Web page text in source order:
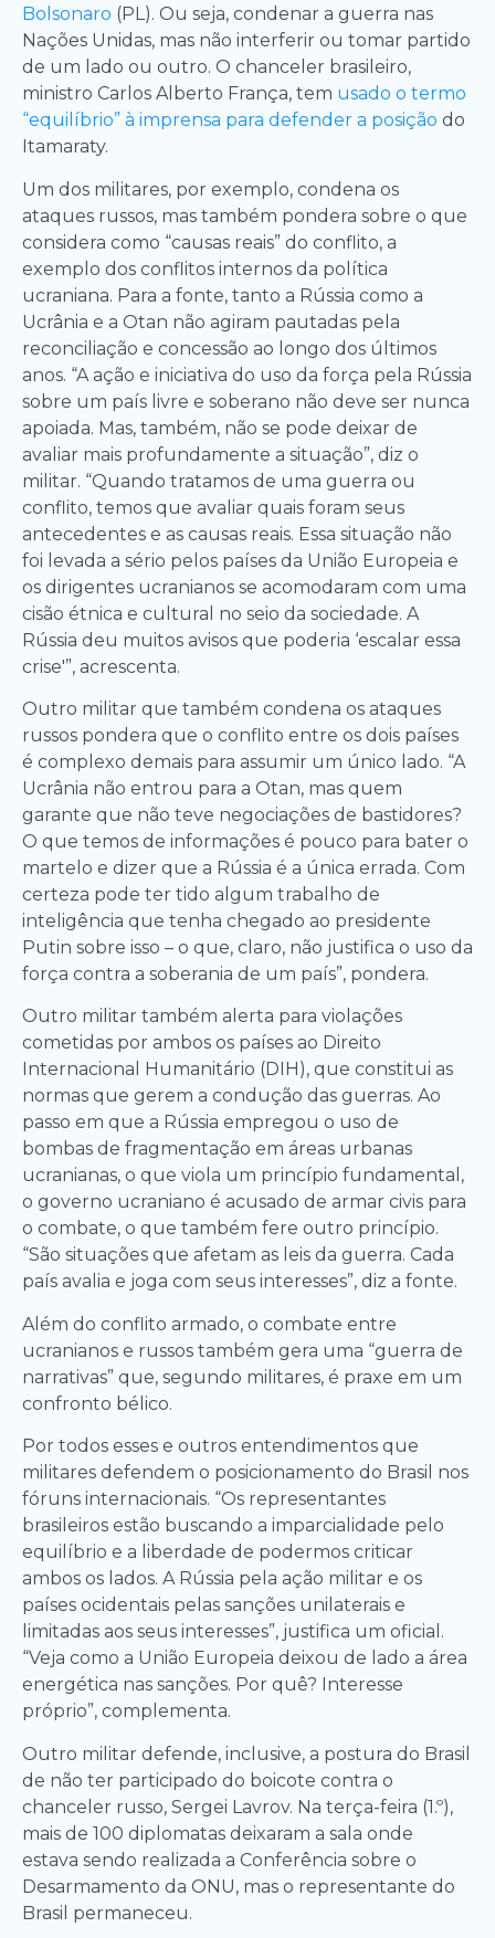
Bolsonaro (PL). Ou seja, condenar a guerra nas
Nações Unidas, mas não interferir ou tomar partido
de um lado ou outro. O chanceler brasileiro,
ministro Carlos Alberto França, tem usado o termo
“equilíbrio” à imprensa para defender a posição do
Itamaraty.
Um dos militares, por exemplo, condena os
ataques russos, mas também pondera sobre o que
considera como “causas reais” do conflito, a
exemplo dos conflitos internos da política
ucraniana. Para a fonte, tanto a Rússia como a
Ucrânia e a Otan não agiram pautadas pela
reconciliação e concessão ao longo dos últimos
anos. “A ação e iniciativa do uso da força pela Rússia
sobre um país livre e soberano não deve ser nunca
apoiada. Mas, também, não se pode deixar de
avaliar mais profundamente a situação”, diz o
militar. “Quando tratamos de uma guerra ou
conflito, temos que avaliar quais foram seus
antecedentes e as causas reais. Essa situação não
foi levada a sério pelos países da União Europeia e
os dirigentes ucranianos se acomodaram com uma
cisão étnica e cultural no seio da sociedade. A
Rússia deu muitos avisos que poderia ‘escalar essa
crise'”, acrescenta.
Outro militar que também condena os ataques
russos pondera que o conflito entre os dois países
é complexo demais para assumir um único lado. “A
Ucrânia não entrou para a Otan, mas quem
garante que não teve negociações de bastidores?
O que temos de informações é pouco para bater o
martelo e dizer que a Rússia é a única errada. Com
certeza pode ter tido algum trabalho de
inteligência que tenha chegado ao presidente
Putin sobre isso – o que, claro, não justifica o uso da
força contra a soberania de um país”, pondera.
Outro militar também alerta para violações
cometidas por ambos os países ao Direito
Internacional Humanitário (DIH), que constitui as
normas que gerem a condução das guerras. Ao
passo em que a Rússia empregou o uso de
bombas de fragmentação em áreas urbanas
ucranianas, o que viola um princípio fundamental,
o governo ucraniano é acusado de armar civis para
o combate, o que também fere outro princípio.
“São situações que afetam as leis da guerra. Cada
país avalia e joga com seus interesses”, diz a fonte.
Além do conflito armado, o combate entre
ucranianos e russos também gera uma “guerra de
narrativas” que, segundo militares, é praxe em um
confronto bélico.
Por todos esses e outros entendimentos que
militares defendem o posicionamento do Brasil nos
fóruns internacionais. “Os representantes
brasileiros estão buscando a imparcialidade pelo
equilíbrio e a liberdade de podermos criticar
ambos os lados. A Rússia pela ação militar e os
países ocidentais pelas sanções unilaterais e
limitadas aos seus interesses”, justifica um oficial.
“Veja como a União Europeia deixou de lado a área
energética nas sanções. Por quê? Interesse
próprio”, complementa.
Outro militar defende, inclusive, a postura do Brasil
de não ter participado do boicote contra o
chanceler russo, Sergei Lavrov. Na terça-feira (1.º),
mais de 100 diplomatas deixaram a sala onde
estava sendo realizada a Conferência sobre o
Desarmamento da ONU, mas o representante do
Brasil permaneceu.